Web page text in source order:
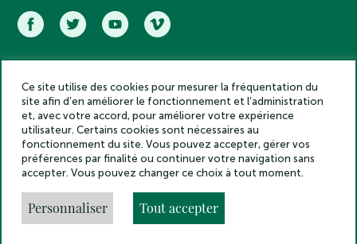
Académie des inscriptions et belles lettres – Tous droits réservés
2025
Politique de confidentialité
Mentions légales
Crédits
Gestion des cookies
Made by
Ce site utilise des cookies pour mesurer la fréquentation du
site afin d’en améliorer le fonctionnement et l’administration
et, avec votre accord, pour améliorer votre expérience
utilisateur. Certains cookies sont nécessaires au
fonctionnement du site. Vous pouvez accepter, gérer vos
préférences par finalité ou continuer votre navigation sans
accepter. Vous pouvez changer ce choix à tout moment.
Personnaliser Tout accepter